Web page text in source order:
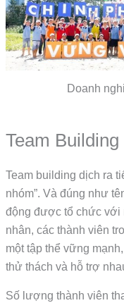
Doanh
Team
Team building dịch ra
nhóm”. Và đúng như
động được tổ chức với
nhân, các thành viên
một tập thể vững
thử thách và hỗ trợ
Số lượng thành viên